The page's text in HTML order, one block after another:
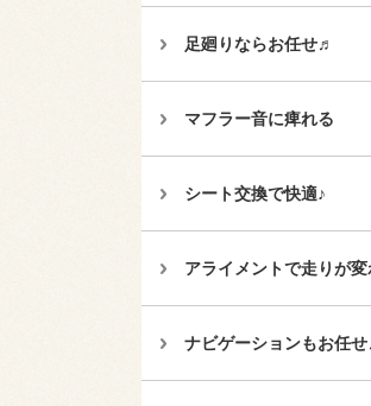
足廻りならお任せ♬
マフラー音に痺れる
シート交換で快適♪
アライメントで走りが
ナビゲーションもお任